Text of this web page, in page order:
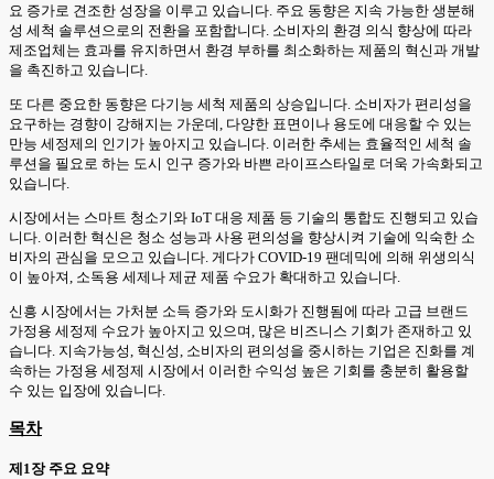
요 증가로 견조한 성장을 이루고 있습니다. 주요 동향은 지속 가능한 생분해
성 세척 솔루션으로의 전환을 포함합니다. 소비자의 환경 의식 향상에 따라
제조업체는 효과를 유지하면서 환경 부하를 최소화하는 제품의 혁신과 개발
을 촉진하고 있습니다.
또 다른 중요한 동향은 다기능 세척 제품의 상승입니다. 소비자가 편리성을
요구하는 경향이 강해지는 가운데, 다양한 표면이나 용도에 대응할 수 있는
만능 세정제의 인기가 높아지고 있습니다. 이러한 추세는 효율적인 세척 솔
루션을 필요로 하는 도시 인구 증가와 바쁜 라이프스타일로 더욱 가속화되고
있습니다.
시장에서는 스마트 청소기와 IoT 대응 제품 등 기술의 통합도 진행되고 있습
니다. 이러한 혁신은 청소 성능과 사용 편의성을 향상시켜 기술에 익숙한 소
비자의 관심을 모으고 있습니다. 게다가 COVID-19 팬데믹에 의해 위생의식
이 높아져, 소독용 세제나 제균 제품 수요가 확대하고 있습니다.
신흥 시장에서는 가처분 소득 증가와 도시화가 진행됨에 따라 고급 브랜드
가정용 세정제 수요가 높아지고 있으며, 많은 비즈니스 기회가 존재하고 있
습니다. 지속가능성, 혁신성, 소비자의 편의성을 중시하는 기업은 진화를 계
속하는 가정용 세정제 시장에서 이러한 수익성 높은 기회를 충분히 활용할
수 있는 입장에 있습니다.
목차
제1장 주요 요약